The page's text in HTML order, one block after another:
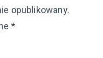
opublikowany.
*